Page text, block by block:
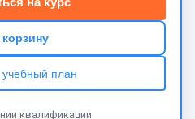
учебный план
квалификации